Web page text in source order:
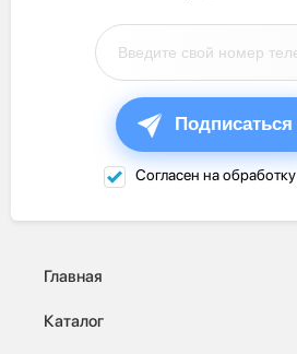
Подписаться
Согласен на обработку
Главная
Каталог